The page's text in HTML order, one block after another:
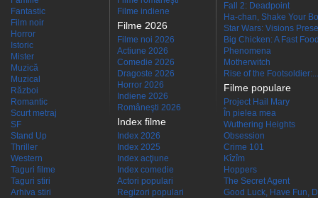
Fantastic
Film noir
Horror
Istoric
Mister
Muzică
Muzical
Război
Romantic
Scurt metraj
SF
Stand Up
Thriller
Western
Taguri filme
Taguri stiri
Arhiva stiri
Filme indiene
Filme 2026
Filme noi 2026
Actiune 2026
Comedie 2026
Dragoste 2026
Horror 2026
Indiene 2026
Româneşti 2026
Index filme
Index 2026
Index 2025
Index acţiune
Index comedie
Actori populari
Regizori populari
Fall 2: Deadpoint
Ha-chan, Shake Your
Star Wars: Visions
Big Chicken: A Fast
Phenomena
Motherwitch
Rise of the Footsoldier:...
Filme populare
Project Hail Mary
În pielea mea
Wuthering Heights
Obsession
Crime 101
Kîzîm
Hoppers
The Secret Agent
Good Luck, Have Fun,